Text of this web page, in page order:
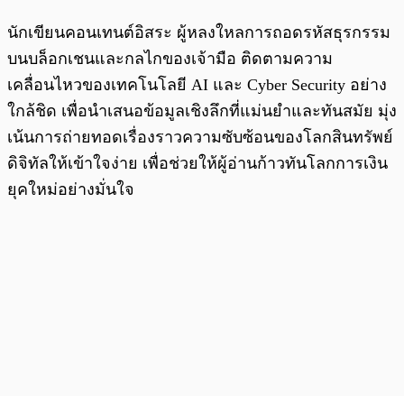
นักเขียนคอนเทนต์อิสระ ผู้หลงใหลการถอดรหัสธุรกรรม
บนบล็อกเชนและกลไกของเจ้ามือ ติดตามความ
เคลื่อนไหวของเทคโนโลยี AI และ Cyber Security อย่าง
ใกล้ชิด เพื่อนำเสนอข้อมูลเชิงลึกที่แม่นยำและทันสมัย มุ่ง
เน้นการถ่ายทอดเรื่องราวความซับซ้อนของโลกสินทรัพย์
ดิจิทัลให้เข้าใจง่าย เพื่อช่วยให้ผู้อ่านก้าวทันโลกการเงิน
ยุคใหม่อย่างมั่นใจ